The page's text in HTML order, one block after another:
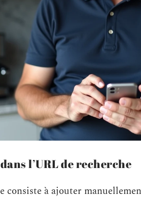
l’URL de recherche
à ajouter